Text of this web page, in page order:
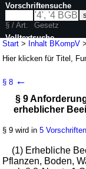
Start > Inhalt BKompV
Hier klicken fürTitel,
(BKompV)
V. v. 14.05.2020BGBl. I
G. v. 22.12.2025BGBl.
2 weitere Fassungen |
§ 8 ←
§ 9
erheblicher
§ 9 wird in5
(1) Erhebliche
Pflanzen, Boden,
Vorschriftensuche
§ / Art.
Gesetz
Volltextsuche
nur in BKompV